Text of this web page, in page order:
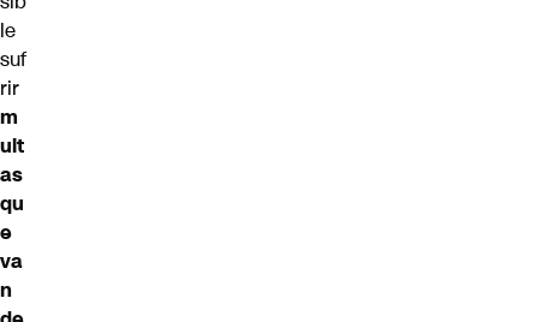
le
suf
rir
m
ult
as
qu
e
va
n